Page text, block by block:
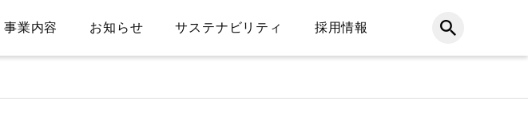
事業内容 お知らせ サステナビリティ 採用情報